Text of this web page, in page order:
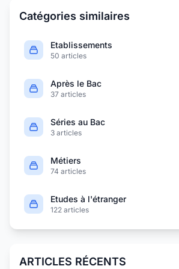
Catégories similaires
Etablissements
50 articles
Après le Bac
37 articles
Séries au Bac
3 articles
Métiers
74 articles
Etudes à l'étranger
122 articles
ARTICLES RÉCENTS